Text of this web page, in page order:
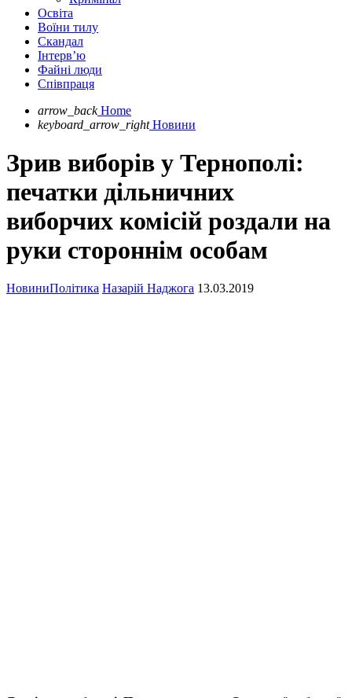
Освіта
Воїни тилу
Скандал
Інтерв’ю
Файні люди
Співпраця
arrow_back Home
keyboard_arrow_right Новини
Зрив виборів у Тернополі:
печатки дільничних
виборчих комісій роздали на
руки стороннім особам
НовиниПолітика Назарій Наджога 13.03.2019